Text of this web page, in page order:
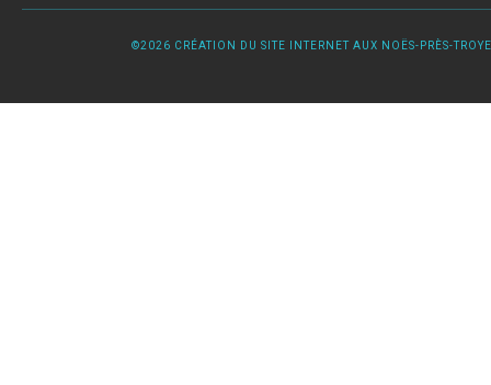
©2026 CRÉATION DU SITE INTERNET AUX NOËS-PRÈS-